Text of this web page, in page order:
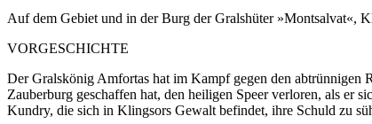
Auf dem Gebiet und in der Burg der Gralshüter »Montsalvat«,
VORGESCHICHTE
Der Gralskönig Amfortas hat im Kampf gegen den abtrünnigen
Zauberburg geschaffen hat, den heiligen Speer verloren, als er
Kundry, die sich in Klingsors Gewalt befindet, ihre Schuld zu